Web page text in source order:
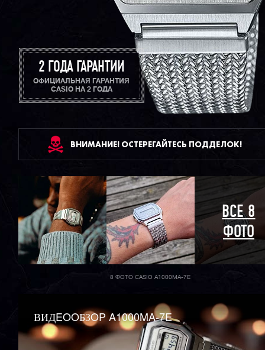
2 ГОДА ГАРАНТИИ
ОФИЦИАЛЬНАЯ ГАРАНТИЯ
CASIO НА 2 ГОДА
ВНИМАНИЕ! ОСТЕРЕГАЙТЕСЬ ПОДДЕЛОК!
ВСЕ 8
ФОТО
8 ФОТО CASIO A1000MA-7E
ВИДEOOБЗOP A1000MA-7E